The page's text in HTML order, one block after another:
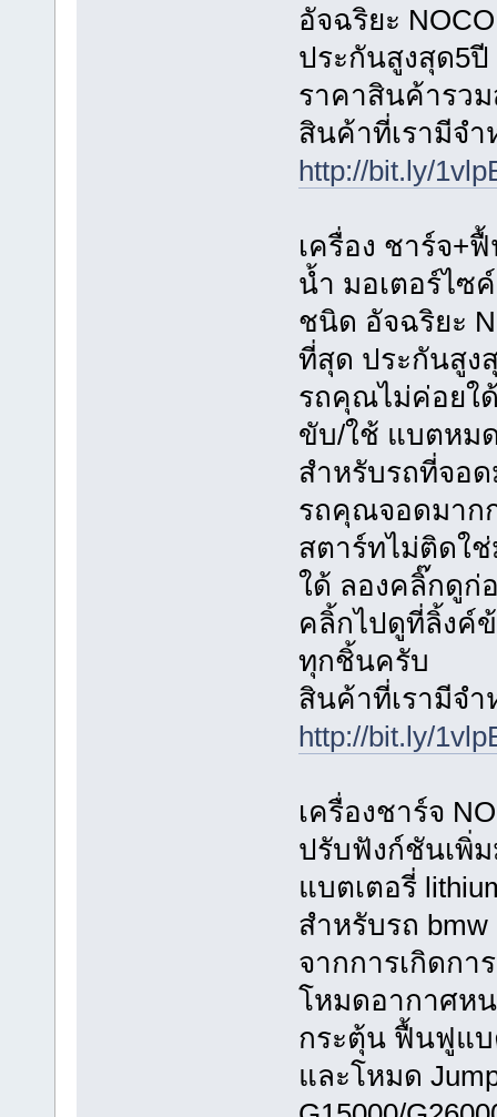
อัจฉริยะ
ประกันสูงสุด5ปี
ราคาสินค้ารว
สินค้าที่เรามีจ
http://bit.ly/
เครื่อง ชาร์จ+
น้ำ มอเตอร์ไซ
ชนิด อัจฉริยะ
ที่สุด ประกันสูง
รถคุณไม่ค่อยใ
ขับ/ใช้ แบตหม
สำหรับรถที่จอ
รถคุณจอดมาก
สตาร์ทไม่ติดใ
ใด้ ลองคลิ๊กดู
คลิ้กไปดูที่ลิ้งค์
ทุกชิ้นครับ
สินค้าที่เรามีจ
http://bit.ly/
เครื่องชาร์จ
ปรับฟังก์ชันเพิ่
แบตเตอรี่
สำหรับรถ
จากการเกิดกา
โหมดอากาศห
กระตุ้น ฟื้นฟูแ
และโหมด